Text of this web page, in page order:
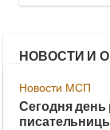
НОВОСТИ И
Новости МСП
Сегодня день